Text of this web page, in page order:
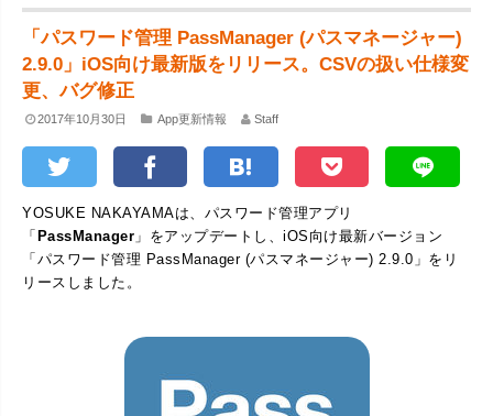
「パスワード管理 PassManager (パスマネージャー)
2.9.0」iOS向け最新版をリリース。CSVの扱い仕様変
更、バグ修正
2017年10月30日 App更新情報 Staff
YOSUKE NAKAYAMAは、パスワード管理アプリ
「PassManager 」をアップデートし、iOS向け最新バージョン
「パスワード管理 PassManager (パスマネージャー) 2.9.0」をリ
リースしました。